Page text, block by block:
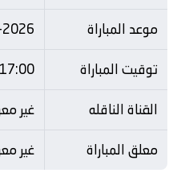
موعد المباراة
توقيت المباراة
17:00 بتوقيت Asia/Riyadh
القناة الناقله
غير
معلق المباراة
غير